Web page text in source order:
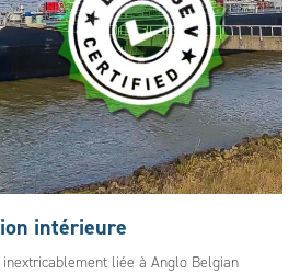
intérieure
liée à Anglo Belgian